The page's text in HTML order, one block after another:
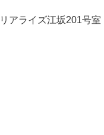
アライズ江坂201号室